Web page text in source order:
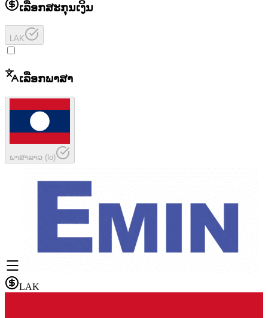
ເລືອກສະກຸນເງິນ
LAK
ເລືອກພາສາ
ພາສາລາວ (lo)
LAK